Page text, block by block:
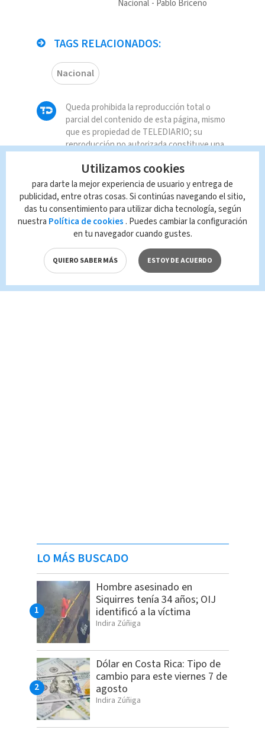
Nacional Pablo Briceño
TAGS RELACIONADOS:
Nacional
Queda prohibida la reproducción total o
parcial del contenido de esta página, mismo
que es propiedad de TELEDIARIO; su
reproducción no autorizada constituye una
leyes aplicables.
LO MÁS BUSCADO
Hombre asesinado en
Siquirres tenía 34 años; OIJ
identificó a la víctima
Indira Zúñiga
Dólar en Costa Rica: Tipo de
cambio para este viernes 7 de
agosto
Indira Zúñiga
Utilizamos cookies
para darte la mejor experiencia de usuario y entrega de
publicidad, entre otras cosas. Si continúas navegando el sitio,
das tu consentimiento para utilizar dicha tecnología, según
nuestra Política de cookies . Puedes cambiar la configuración
en tu navegador cuando gustes.
QUIERO SABER MÁS ESTOY DE ACUERDO